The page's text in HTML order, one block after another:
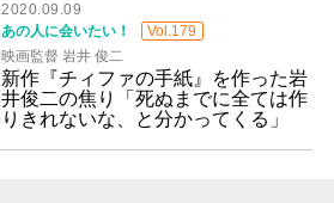
2020.09.09
あの人に会いたい！
Vol.179
映画監督 岩井 俊二
新作『チィファの手紙』を作った岩
井俊二の焦り「死ぬまでに全ては作
りきれないな、と分かってくる」